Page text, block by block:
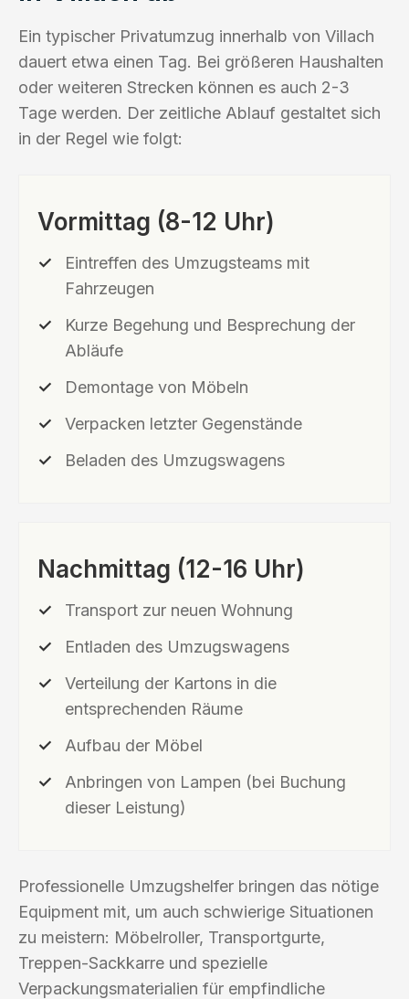
Ein typischer Privatumzug innerhalb von Villach
dauert etwa einen Tag. Bei größeren Haushalten
oder weiteren Strecken können es auch 2-3
Tage werden. Der zeitliche Ablauf gestaltet sich
in der Regel wie folgt:
Vormittag (8-12 Uhr)
Eintreffen des Umzugsteams mit
Fahrzeugen
Kurze Begehung und Besprechung der
Abläufe
Demontage von Möbeln
Verpacken letzter Gegenstände
Beladen des Umzugswagens
Nachmittag (12-16 Uhr)
Transport zur neuen Wohnung
Entladen des Umzugswagens
Verteilung der Kartons in die
entsprechenden Räume
Aufbau der Möbel
Anbringen von Lampen (bei Buchung
dieser Leistung)
Professionelle Umzugshelfer bringen das nötige
Equipment mit, um auch schwierige Situationen
zu meistern: Möbelroller, Transportgurte,
Treppen-Sackkarre und spezielle
Verpackungsmaterialien für empfindliche